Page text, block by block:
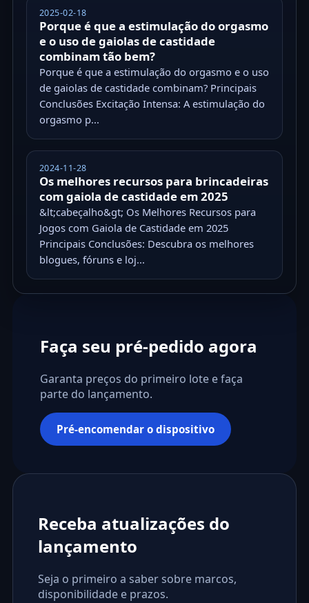
2025-02-18
Porque é que a estimulação do orgasmo
e o uso de gaiolas de castidade
combinam tão bem?
Porque é que a estimulação do orgasmo e o uso
de gaiolas de castidade combinam? Principais
Conclusões Excitação Intensa: A estimulação do
orgasmo p...
2024-11-28
Os melhores recursos para brincadeiras
com gaiola de castidade em 2025
&lt;cabeçalho&gt; Os Melhores Recursos para
Jogos com Gaiola de Castidade em 2025
Principais Conclusões: Descubra os melhores
blogues, fóruns e loj...
Faça seu pré-pedido agora
Garanta preços do primeiro lote e faça
parte do lançamento.
Pré-encomendar o dispositivo
Receba atualizações do
lançamento
Seja o primeiro a saber sobre marcos,
disponibilidade e prazos.